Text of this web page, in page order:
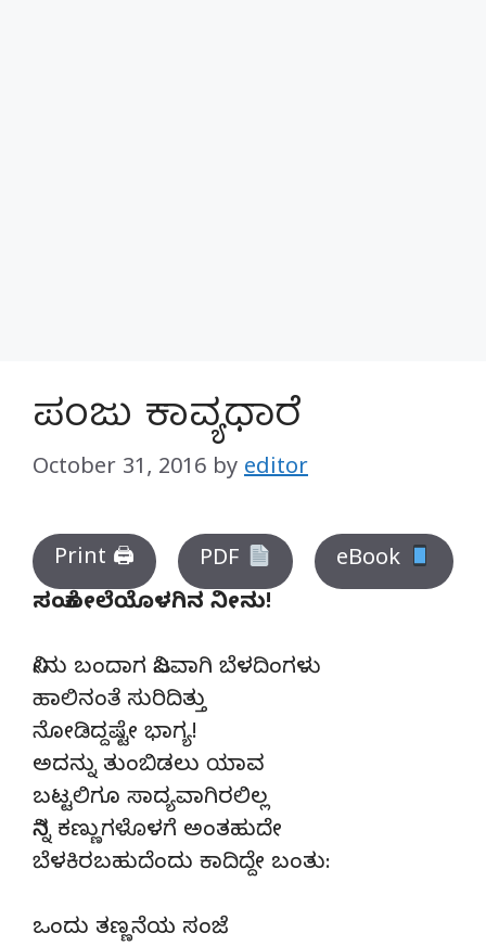
ಪಂಜು ಕಾವ್ಯಧಾರೆ
October 31, 2016 by editor
Print 🖨 PDF
eBook
ಸಂಕೋಲೆಯೊಳಗಿನ ನೀನು!
ನೀನು ಬಂದಾಗ ನಿಜವಾಗಿ ಬೆಳದಿಂಗಳು
ಹಾಲಿನಂತೆ ಸುರಿದಿತ್ತು
ನೋಡಿದ್ದಷ್ಟೇ ಭಾಗ್ಯ!
ಅದನ್ನು ತುಂಬಿಡಲು ಯಾವ
ಬಟ್ಟಲಿಗೂ ಸಾದ್ಯವಾಗಿರಲಿಲ್ಲ
ನಿನ್ನ ಕಣ್ಣುಗಳೊಳಗೆ ಅಂತಹುದೇ
ಬೆಳಕಿರಬಹುದೆಂದು ಕಾದಿದ್ದೇ ಬಂತು:
ಒಂದು ತಣ್ಣನೆಯ ಸಂಜೆ